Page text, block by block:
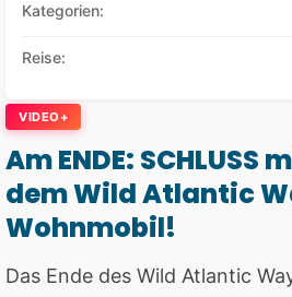
VIDEO+
Am ENDE: SCHLUSS
dem Wild Atlantic
Wohnmobil!
Das Ende des Wild Atlantic
Kategorien:
Reise: